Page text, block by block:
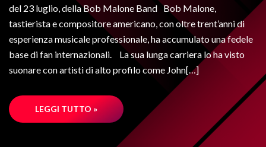
del 23 luglio, della Bob Malone Band Bob Malone,
tastierista e compositore americano, con oltre trent’anni di
esperienza musicale professionale, ha accumulato una fedele
base di fan internazionali. La sua lunga carriera lo ha visto
suonare con artisti di alto profilo come John[…]
LEGGI TUTTO »